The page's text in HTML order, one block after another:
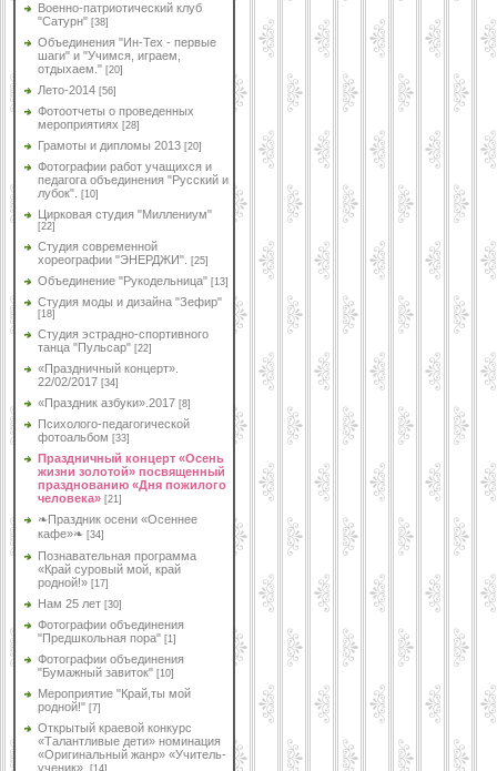
Военно-патриотический клуб
"Сатурн" [38]
Объединения "Ин-Тех - первые
шаги" и "Учимся, играем,
отдыхаем." [20]
Лето-2014 [56]
Фотоотчеты о проведенных
мероприятиях [28]
Грамоты и дипломы 2013 [20]
Фотографии работ учащихся и
педагога объединения "Русский и
лубок".
[10]
Цирковая студия "Миллениум"
[22]
Студия современной
хореографии "ЭНЕРДЖИ".
[25]
Объединение "Рукодельница" [13]
Студия моды и дизайна "Зефир"
[18]
Студия эстрадно-спортивного
танца "Пульсар" [22]
«Праздничный концерт».
22/02/2017 [34]
«Праздник азбуки».2017 [8]
Психолого-педагогической
фотоальбом [33]
Праздничный концерт «Осень
жизни золотой» посвященный
празднованию «Дня пожилого
человека» [21]
❧Праздник осени «Осеннее
кафе»❧ [34]
Познавательная программа
«Край суровый мой, край
родной!» [17]
Нам 25 лет [30]
Фотографии объединения
"Предшкольная пора" [1]
Фотографии объединения
"Бумажный завиток" [10]
Мероприятие "Край,ты мой
родной!" [7]
Открытый краевой конкурс
«Талантливые дети» номинация
«Оригинальный жанр» «Учитель-
ученик».
[14]